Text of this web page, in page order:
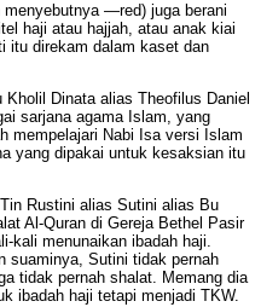
—red) juga berani
haji atau hajjah, atau anak kiai
itu direkam dalam kaset dan
Dinata alias Theofilus Daniel
sarjana agama Islam, yang
mempelajari Nabi Isa versi Islam
yang dipakai untuk kesaksian itu
Rustini alias Sutini alias Bu
Al-Quran di Gereja Bethel Pasir
kali menunaikan ibadah haji.
suaminya, Sutini tidak pernah
tidak pernah shalat. Memang dia
ibadah haji tetapi menjadi TKW.